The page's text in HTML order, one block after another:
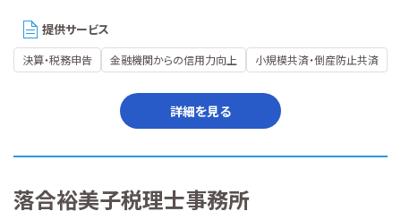
提供サービス
決算・税務申告 金融機関からの信用力向上 小規模共済・倒産防止共済
詳細を見る
落合裕美子税理士事務所